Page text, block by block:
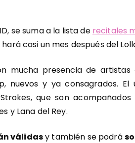
se suma a la lista de recitales
casi un mes después del
mucha presencia de artistas
nuevos y ya consagrados. El
que son
y Lana del Rey.
válidasy también se podrá